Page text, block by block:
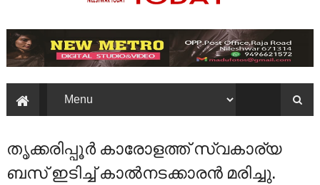
തൃക്കരിപ്പൂർ കാരോളത്ത് സ്വകാര്യ
ബസ് ഇടിച്ച് കാൽനടക്കാരൻ മരിച്ചു.